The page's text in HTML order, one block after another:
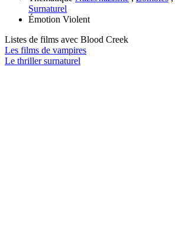
Surnaturel
Émotion Violent
Listes de films avec Blood Creek
Les films de vampires
Le thriller surnaturel